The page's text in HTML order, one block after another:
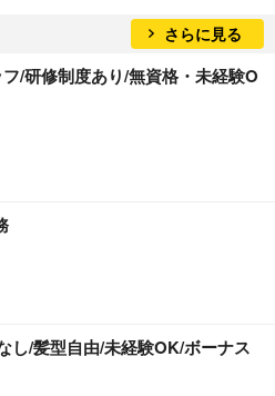
さらに見る
/研修制度あり/無資格・未経験O
し/髪型自由/未経験OK/ボーナス